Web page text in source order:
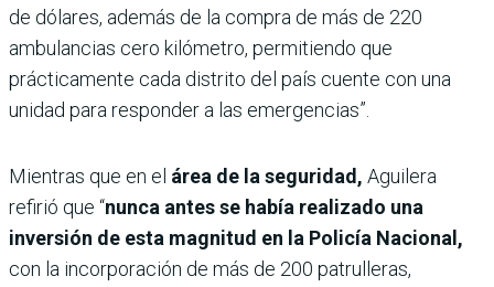
de dólares, además de la compra de más de 220
ambulancias cero kilómetro, permitiendo que
prácticamente cada distrito del país cuente con una
unidad para responder a las emergencias”.
Mientras que en el área de la seguridad, Aguilera
refirió que “nunca antes se había realizado una
inversión de esta magnitud en la Policía Nacional,
con la incorporación de más de 200 patrulleras,